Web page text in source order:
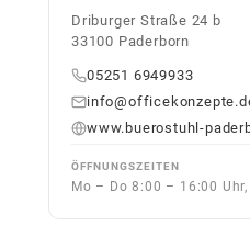
Driburger Straße 24 b
33100 Paderborn
05251 6949933
www.buerostuhl-
ÖFFNUNGSZEITEN
Mo – Do 8:00 – 16:00